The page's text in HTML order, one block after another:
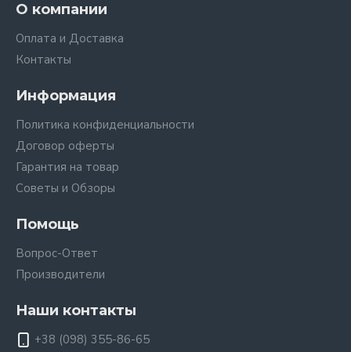
О компании
Оплата и Доставка
Контакты
Информация
Политика конфиденциальности
Договор оферты
Гарантия на товар
Советы и Обзоры
Помощь
Вопрос-Ответ
Производители
Наши контакты
+38 (098) 355-86-65